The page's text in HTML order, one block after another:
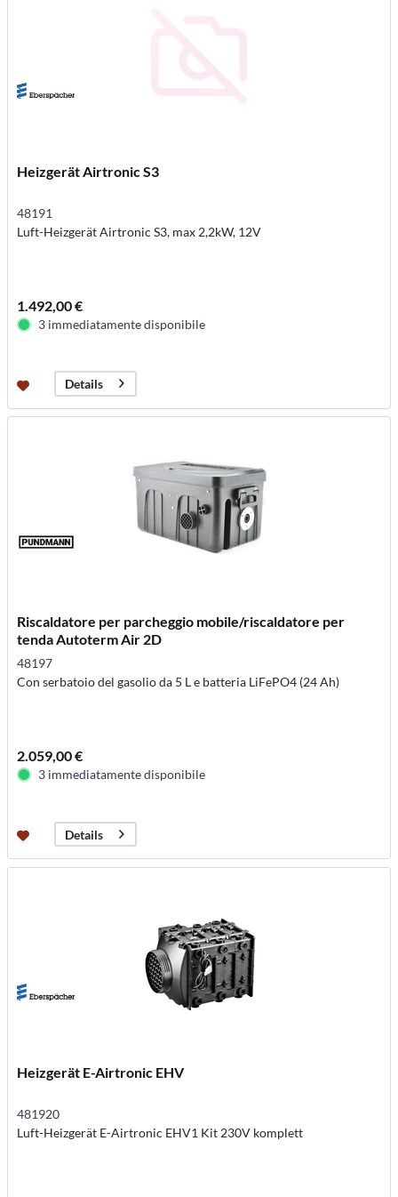
Heizgerät Airtronic S3
48191
Luft-Heizgerät Airtronic S3, max 2,2kW, 12V
1.492,00 €
3 immediatamente disponibile
Details
Riscaldatore per parcheggio mobile/riscaldatore per
tenda Autoterm Air 2D
48197
Con serbatoio del gasolio da 5 L e batteria LiFePO4 (24 Ah)
2.059,00 €
3 immediatamente disponibile
Details
Heizgerät E-Airtronic EHV
481920
Luft-Heizgerät E-Airtronic EHV1 Kit 230V komplett